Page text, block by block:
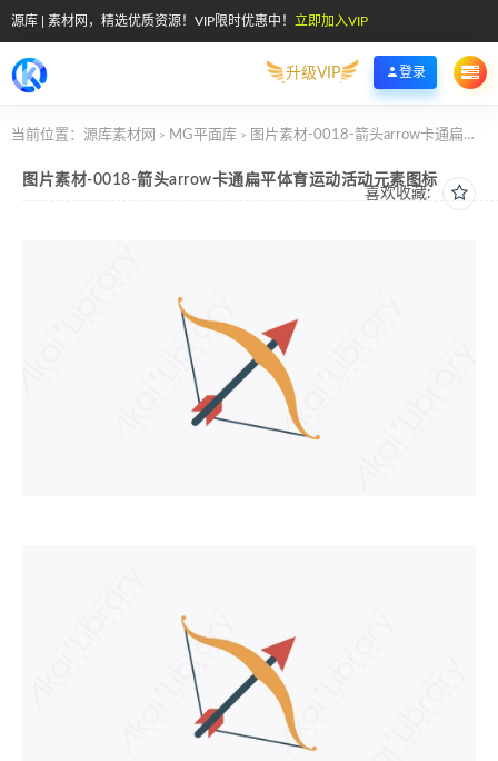
源库 | 素材网，精选优质资源！VIP限时优惠中！ 立即加入VIP
升级VIP 登录
当前位置： 源库素材网 > MG平面库 > 图片素材-0018-箭头arrow卡通扁平体育运动活动元素图标
喜欢收藏:
图片素材-0018-箭头arrow卡通扁平体育运动活动元素图标